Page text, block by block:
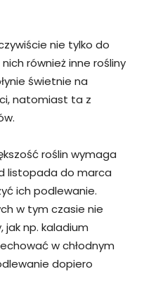
nie tylko do
również inne rośliny
świetnie na
natomiast ta z
roślin wymaga
listopada do marca
ich podlewanie.
w tym czasie nie
jak np. kaladium
w chłodnym
dopiero